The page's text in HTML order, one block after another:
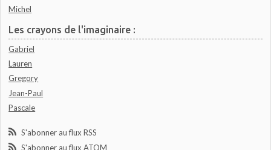
Michel
Les crayons de l'imaginaire :
Gabriel
Lauren
Gregory
Jean-Paul
Pascale
S'abonner au flux RSS
S'abonner au flux ATOM